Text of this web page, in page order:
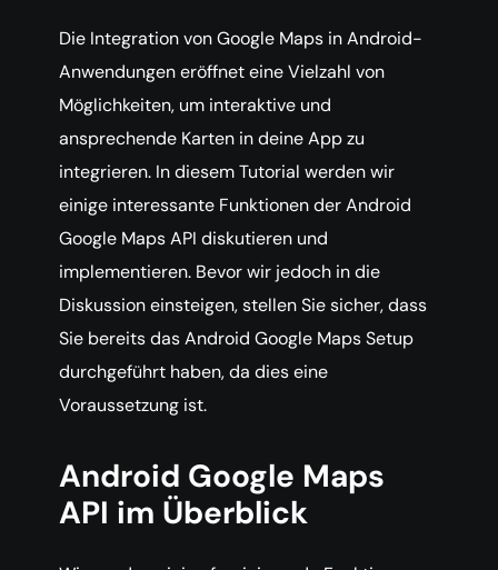
Die Integration von Google Maps in Android-
Anwendungen eröffnet eine Vielzahl von
Möglichkeiten, um interaktive und
ansprechende Karten in deine App zu
integrieren. In diesem Tutorial werden wir
einige interessante Funktionen der Android
Google Maps API diskutieren und
implementieren. Bevor wir jedoch in die
Diskussion einsteigen, stellen Sie sicher, dass
Sie bereits das Android Google Maps Setup
durchgeführt haben, da dies eine
Voraussetzung ist.
Android Google Maps
API im Überblick